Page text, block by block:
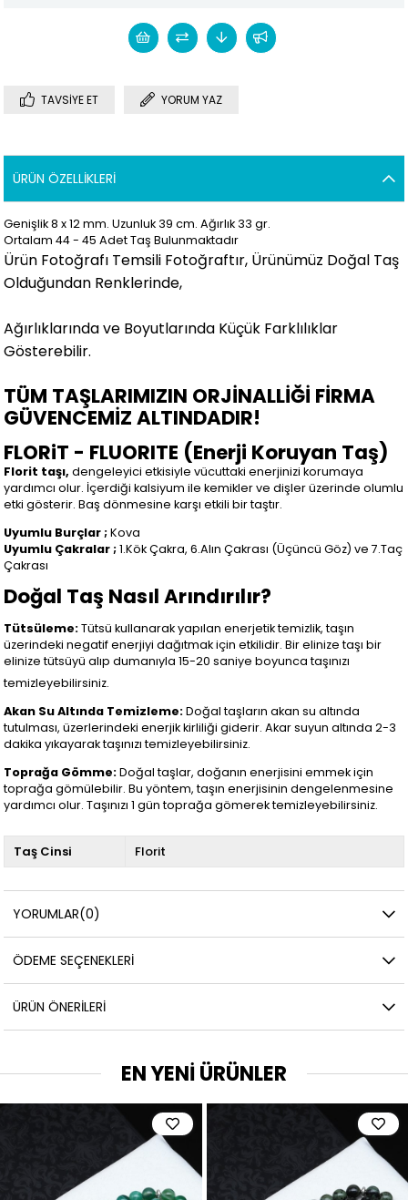
TAVSIYE ET YORUM YAZ
ÜRÜN ÖZELLIKLERI
Genişlik 8 x 12 mm. Uzunluk 39 cm. Ağırlık 33 gr.
Ortalam 44 - 45 Adet Taş Bulunmaktadır
Ürün Fotoğrafı Temsili Fotoğraftır, Ürünümüz Doğal Taş
Olduğundan Renklerinde,
Ağırlıklarında ve Boyutlarında Küçük Farklılıklar
Gösterebilir.
TÜM TAŞLARIMIZIN ORJİNALLİĞİ FİRMA
GÜVENCEMİZ ALTINDADIR!
FLORiT - FLUORITE (Enerji Koruyan Taş)
Florit taşı,dengeleyici etkisiyle vücuttaki enerjinizi korumaya
yardımcı olur. İçerdiği kalsiyum ile kemikler ve dişler üzerinde olumlu
etki gösterir. Baş dönmesine karşı etkili bir taştır.
Uyumlu Burçlar ;Kova
Uyumlu Çakralar ;1.Kök Çakra, 6.Alın Çakrası (Üçüncü Göz) ve 7.Taç
Çakrası
Doğal Taş Nasıl Arındırılır?
Tütsüleme:Tütsü kullanarak yapılan enerjetik temizlik, taşın
üzerindeki negatif enerjiyi dağıtmak için etkilidir. Bir elinize taşı bir
elinize tütsüyü alıp dumanıyla 15-20 saniye boyunca taşınızı
temizleyebilirsiniz.
Akan Su Altında Temizleme:Doğal taşların akan su altında
tutulması, üzerlerindeki enerjik kirliliği giderir. Akar suyun altında 2-3
dakika yıkayarak taşınızı temizleyebilirsiniz.
Toprağa Gömme:Doğal taşlar, doğanın enerjisini emmek için
toprağa gömülebilir. Bu yöntem, taşın enerjisinin dengelenmesine
yardımcı olur. Taşınızı 1 gün toprağa gömerek temizleyebilirsiniz.
Taş Cinsi Florit
YORUMLAR(0)
ÖDEME SEÇENEKLERI
ÜRÜN ÖNERILERI
EN YENİ ÜRÜNLER